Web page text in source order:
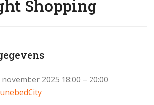
Shopping
november 2025 18:00 – 20:00